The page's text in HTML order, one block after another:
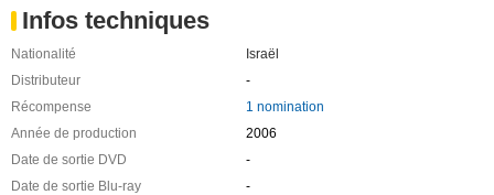
Infos techniques
Nationalité
Israël
Distributeur
-
Récompense
1 nomination
Année de production
2006
Date de sortie DVD
-
Date de sortie Blu-ray
-